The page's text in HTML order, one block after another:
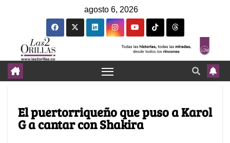
agosto 6, 2026
El puertorriqueño que puso a Karol
G a cantar con Shakira